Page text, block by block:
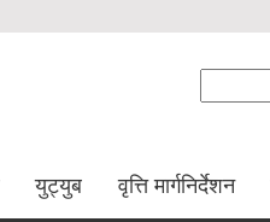
युट्युब वृत्ति मार्गनिर्देशन